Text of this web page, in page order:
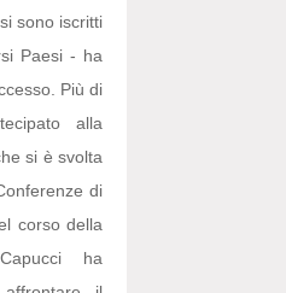
sono iscritti
Paesi - ha
Più di
alla
si è svolta
di
corso della
ha